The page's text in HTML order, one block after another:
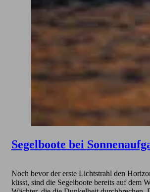
Segelboote bei
Noch bevor der erste Lichtstrahl den
küsst, sind die Segelboote bereits auf dem